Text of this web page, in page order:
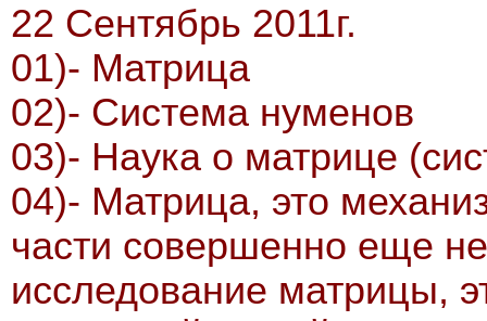
22 Сентябрь 2011г.
01)- Матрица
02)- Система нуменов
03)- Наука о матрице
04)- Матрица, это
части совершенно еще
исследование матрицы,